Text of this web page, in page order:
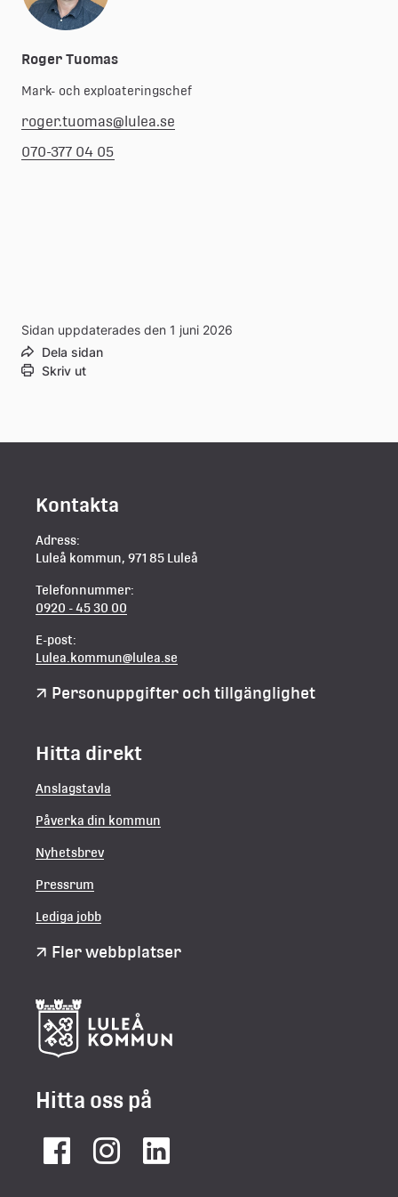
Roger Tuomas
Mark- och exploateringschef
roger.tuomas@lulea.se
070-377 04 05
Sidan uppdaterades den 1 juni 2026
Dela sidan
Skriv ut
Kontakta
Adress:
Luleå kommun, 971 85 Luleå
Telefonnummer:
0920 - 45 30 00
E-post:
Lulea.kommun@lulea.se
Personuppgifter och tillgänglighet
Hitta direkt
Anslagstavla
Påverka din kommun
Nyhetsbrev
Pressrum
Lediga jobb
Fler webbplatser
Hitta oss på
FacebookInstagramLinkedIn